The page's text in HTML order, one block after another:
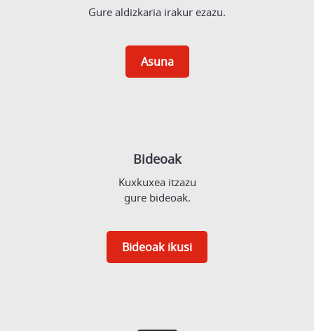
Gure aldizkaria irakur ezazu.
Asuna
Bideoak
Kuxkuxea itzazu
gure bideoak.
Bideoak ikusi